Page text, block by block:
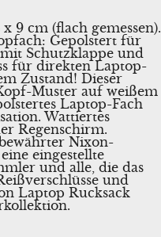
9 cm (flach gemessen).
Gepolstert für
Schutzklappe und
für direkten Laptop-
Zustand! Dieser
Muster auf weißem
Laptop-Fach
Wattiertes
Regenschirm.
Nixon-
eingestellte
und alle, die das
und
Laptop Rucksack